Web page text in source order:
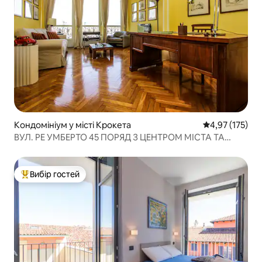
Кондомініум у місті Крокета Середня
4,97 (175)
ВУЛ. РЕ УМБЕРТО 45 ПОРЯД З ЦЕНТРОМ МІСТА ТА
Топ вибір гостей
Вибір гостей